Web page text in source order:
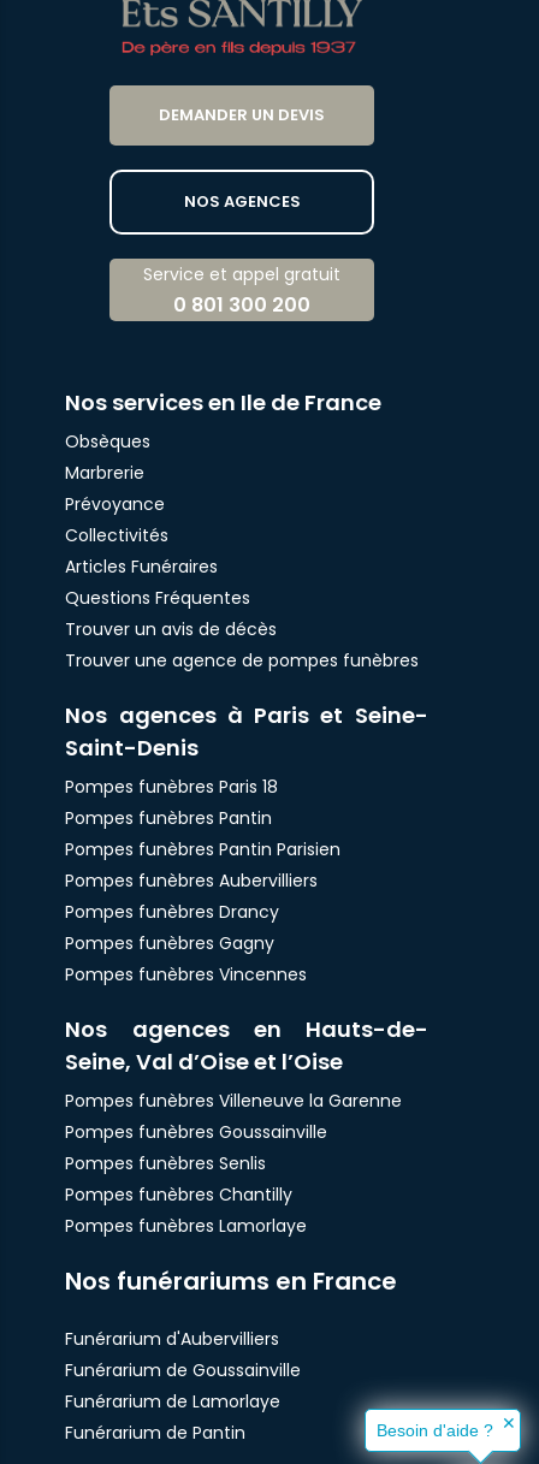
DEMANDER UN DEVIS
NOS AGENCES
Service et appel gratuit
0 801 300 200
Nos services en Ile de France
Obsèques
Marbrerie
Prévoyance
Collectivités
Articles Funéraires
Questions Fréquentes
Trouver un avis de décès
Trouver une agence de pompes funèbres
Nos agences à Paris et Seine-
Saint-Denis
Pompes funèbres Paris 18
Pompes funèbres Pantin
Pompes funèbres Pantin Parisien
Pompes funèbres Aubervilliers
Pompes funèbres Drancy
Pompes funèbres Gagny
Pompes funèbres Vincennes
Nos agences en Hauts-de-
Seine, Val d’Oise et l’Oise
Pompes funèbres Villeneuve la Garenne
Pompes funèbres Goussainville
Pompes funèbres Senlis
Pompes funèbres Chantilly
Pompes funèbres Lamorlaye
Nos funérariums en France
Funérarium d'Aubervilliers
Funérarium de Goussainville
Funérarium de Lamorlaye
Funérarium de Pantin
Besoin d'aide ? ✕